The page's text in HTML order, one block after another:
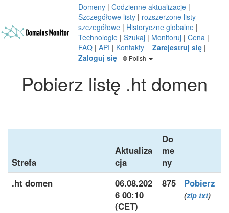
Domeny | Codzienne aktualizacje |
Szczegółowe listy | rozszerzone listy
szczegółowe | Historyczne globalne |
Technologie | Szukaj | Monitoruj | Cena |
FAQ | API | Kontakty Zarejestruj się |
Zaloguj się
Polish
Pobierz listę .ht domen
Strefa
Aktualiza
cja
Do
me
ny
.ht domen
06.08.202
6 00:10
(CET)
875 Pobierz
(zip txt)